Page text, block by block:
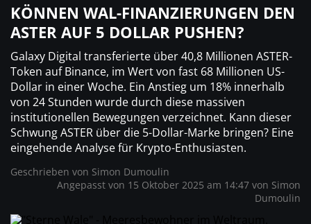
Lernen
Trading
Wo kaufen ?
Casino
KÖNNEN WAL-FINANZIERUNGEN DEN
ASTER AUF 5 DOLLAR PUSHEN?
Galaxy Digital transferierte über 40,8 Millionen ASTER-
Token auf Binance, im Wert von fast 68 Millionen US-
Dollar in einer Woche. Ein Anstieg um 18% innerhalb
von 24 Stunden wurde durch diese massiven
institutionellen Bewegungen verzeichnet. Kann dieser
Schwung ASTER über die 5-Dollar-Marke bringen? Eine
eingehende Analyse für Krypto-Enthusiasten.
Geschrieben von Simon Dumoulin
Angepasst von 15 Oktober 2025 am 14:47 von Simon
Dumoulin